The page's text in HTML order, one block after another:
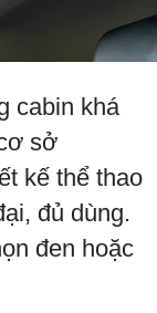
cabin khá
sở
kế thể thao
đủ dùng.
đen hoặc